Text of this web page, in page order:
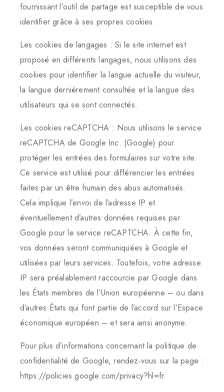
fournissant l’outil de partage est susceptible de vous
identifier grâce à ses propres cookies.
Les cookies de langages : Si le site internet est
proposé en différents langages, nous utilisons des
cookies pour identifier la langue actuelle du visiteur,
la langue dernièrement consultée et la langue des
utilisateurs qui se sont connectés.
Les cookies reCAPTCHA : Nous utilisons le service
reCAPTCHA de Google Inc. (Google) pour
protéger les entrées des formulaires sur votre site.
Ce service est utilisé pour différencier les entrées
faites par un être humain des abus automatisés.
Cela implique l’envoi de l’adresse IP et
éventuellement d’autres données requises par
Google pour le service reCAPTCHA. À cette fin,
vos données seront communiquées à Google et
utilisées par leurs services. Toutefois, votre adresse
IP sera préalablement raccourcie par Google dans
les États membres de l’Union européenne – ou dans
d’autres États qui font partie de l’accord sur l’Espace
économique européen – et sera ainsi anonyme.
Pour plus d’informations concernant la politique de
confidentialité de Google, rendez-vous sur la page :
https://policies.google.com/privacy?hl=fr